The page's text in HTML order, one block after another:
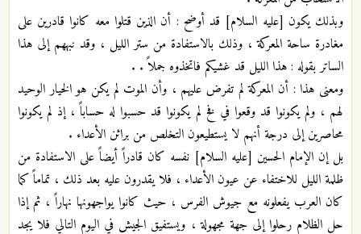
وبذلك يكون [عليه السلام] قد أوضح : أن الذين قتلوا معه كانوا قادرين على
مغادرة ساحة المعركة ، وذلك بالاستفادة من ستر الليل ، وقد نبههم إلى هذا
الساتر بقوله : هذا الليل قد غشيكم فاتخذوه جملاً . .
ومعنى هذا : أن المعركة لم تفرض عليهم ، وأن الموت لم يكن هو الخيار الوحيد
لهم ، ولم يكونوا قد وقعوا في فخ لم يكونوا قد حسبوا له حساباً ، إذ لم يكونوا
محاصرين إلى درجة أنهم لا يستطيعون التخلص من براثن الأعداء .
بل إن الإمام الحسين [عليه السلام] نفسه كان قادراً أيضاً على الاستفادة من
ظلمة الليل للاختفاء عن عيون الأعداء ، فلا يقدرون عليه بعد ذلك ، تماماً كما
كان العرب يفعلونه مع جيوش الفرس ، حيث كانوا يواجهونها نهاراً ، ثم إذا
حل الظلام رحلوا إلى جهة مجهولة ، ويستفيق الجيش في اليوم التالي فلا يجد